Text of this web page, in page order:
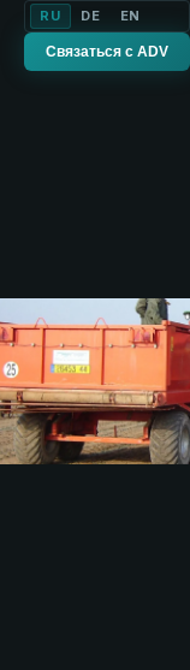
RU DE EN
Связаться с ADV